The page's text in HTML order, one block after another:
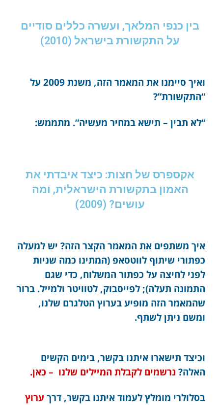
בין כנפי המלאך, ועשרה כללים סודיים
על התקשורת בישראל (2010)
ואיך סיימנו את המאמר הזה, משנת 2009 על
“התקשורת”?
“לא תבין – תישא במחיר מעשיה”. מתממש:
אקספרס של חצות: כיצד איבדתי את
האמון בתקשורת הישראלית, ומה
עושים? (2009)
איך משתפים את המאמר הקצר הזה? יש למעלה
כפתורי שיתוף לווטסאפ (המתינו כמה שניות
לפני לחיצה על כפתור המשלוח, כדי שגם
התמונה תעלה); לפייסבוק, לטוויטר ולמייל. ברור
שהמאמר הזה מופיע בערוץ הטלגרם שלנו,
ומשם ניתן לשתף.
וכיצד תישארו איתנו בקשר, בימים הקשים
האלה? נרשמים לקבלת המיילים שלנו – כאן.
בסלולרי מומלץ לעמוד איתנו בקשר, דרך ערוץ